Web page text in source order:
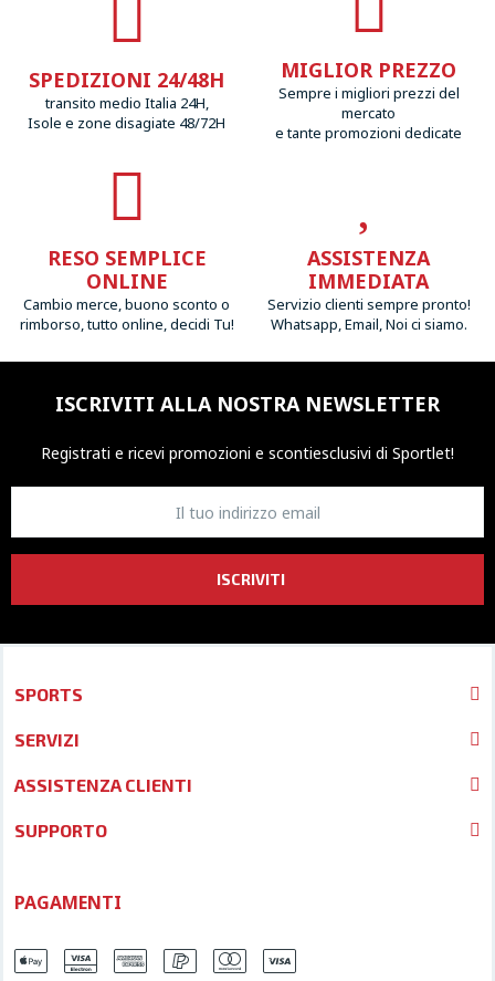
SPEDIZIONI 24/48H
transito medio Italia 24H,
Isole e zone disagiate 48/72H
MIGLIOR PREZZO
Sempre i migliori prezzi del
mercato
e tante promozioni dedicate
RESO SEMPLICE
ONLINE
Cambio merce, buono sconto o
rimborso, tutto online, decidi Tu!
ASSISTENZA
IMMEDIATA
Servizio clienti sempre pronto!
Whatsapp, Email, Noi ci siamo.
ISCRIVITI ALLA NOSTRA NEWSLETTER
Registrati e ricevi promozioni e scontiesclusivi di Sportlet!
ISCRIVITI
SPORTS
SERVIZI
ASSISTENZA CLIENTI
SUPPORTO
PAGAMENTI